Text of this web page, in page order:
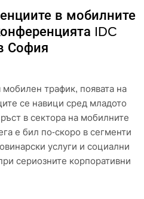
в мобилните
IDC
София
трафик, появата на
се навици сред младото
в сектора на мобилните
е бил по-скоро в сегменти
услуги и социални
сериозните корпоративни